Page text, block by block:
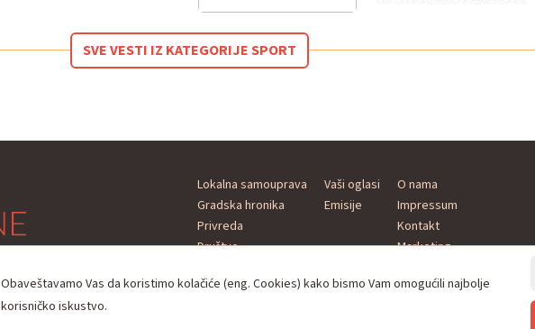
SVE VESTI IZ KATEGORIJE SPORT
Lokalna samouprava
Gradska hronika
Privreda
Društvo
Sport
Vaši oglasi
Emisije
O nama
Impressum
Kontakt
Marketing
Obaveštavamo Vas da koristimo kolačiće (eng. Cookies) kako bismo Vam omogućili najbolje
korisničko iskustvo.